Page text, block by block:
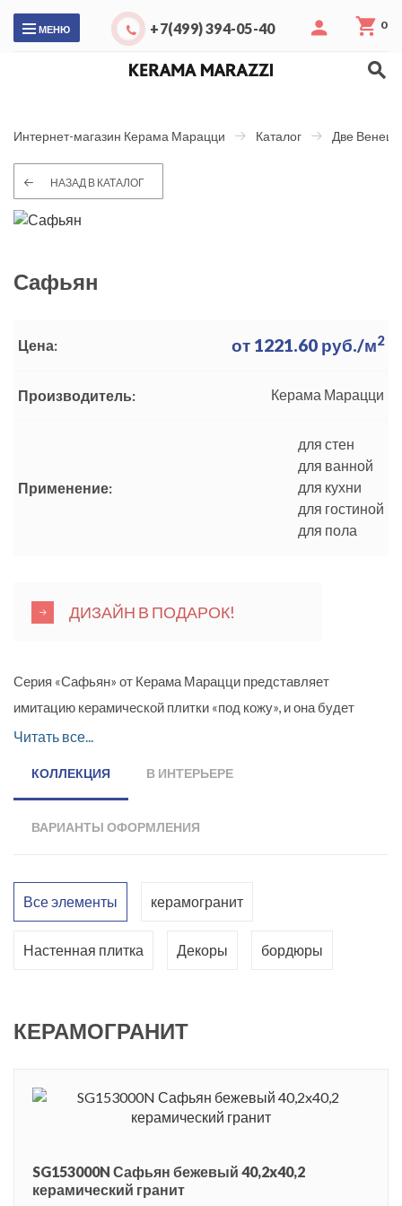
МЕНЮ +7(499) 394-05-40 0
Интернет-магазин Керама Марацци Каталог Две
НАЗАД В КАТАЛОГ
Сафьян
Цена: от 1221.60 руб./м2
Производитель: Керама Марацци
Применение:
для стен
для ванной
для кухни
для гостиной
для пола
ДИЗАЙН В ПОДАРОК!
Серия «Сафьян» от Керама Марацци представляет
имитацию керамической плитки «под кожу», и она будет
прекрасным вариантом для оформления стен ванной
текстурой «под кожу» – необычный, элегантный и очень
даже самое маленькое помещение превратится в
поверхностью. Цветовая гамма выдержана в белых и
цветочной композицией и орнаментом, мозаика, бордюры и
Сафьян - это натуральная козья или телячья кожа, с
определенными рисунками, сделанными с помощью
Читать все...
КОЛЛЕКЦИЯ В ИНТЕРЬЕРЕ
ВАРИАНТЫ ОФОРМЛЕНИЯ
Все элементы керамогранит
Настенная плитка Декоры бордюры
КЕРАМОГРАНИТ
SG153000N Сафьян бежевый 40,2x40,2
керамический гранит